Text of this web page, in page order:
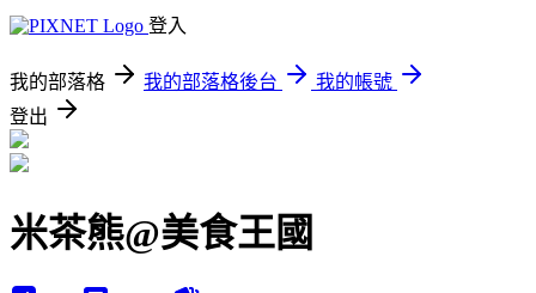
登入
我的部落格 我的部落格後台
我的帳號
登出
米茶熊@美食王國